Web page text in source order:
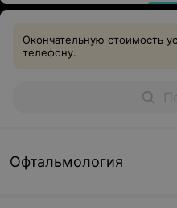
Окончательную стоимость
телефону.
Офтальмология